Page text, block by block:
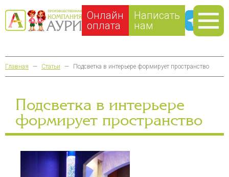
Онлайн
оплата
Написать
нам
Главная — Статьи — Подсветка в интерьере формирует пространство
Подсветка в интерьере
формирует пространство